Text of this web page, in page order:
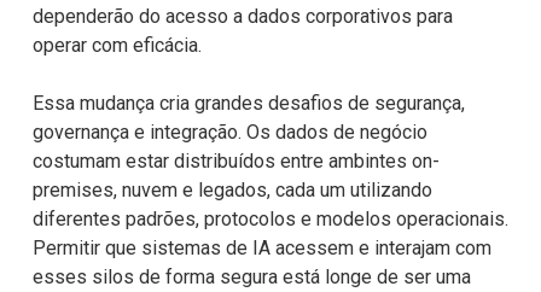
dependerão do acesso a dados corporativos para
operar com eficácia.
Essa mudança cria grandes desafios de segurança,
governança e integração. Os dados de negócio
costumam estar distribuídos entre ambintes on-
premises, nuvem e legados, cada um utilizando
diferentes padrões, protocolos e modelos operacionais.
Permitir que sistemas de IA acessem e interajam com
esses silos de forma segura está longe de ser uma